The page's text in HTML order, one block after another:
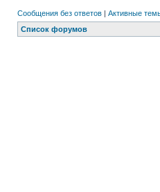
Сообщения без ответов | Активные
Список форумов